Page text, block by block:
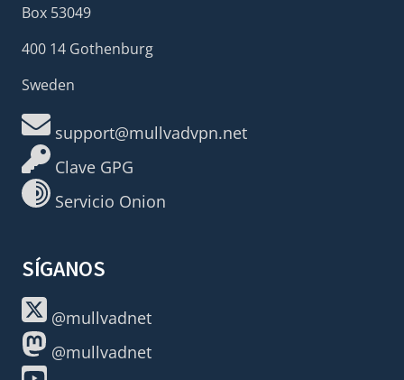
Box 53049
400 14 Gothenburg
Sweden
support@mullvadvpn.net
Clave GPG
Servicio Onion
SÍGANOS
@mullvadnet
@mullvadnet